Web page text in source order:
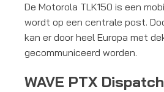
De Motorola TLK150 is een
wordt op een centrale post.
kan er door heel Europa met
gecommuniceerd worden.
WAVE PTX Dispatch